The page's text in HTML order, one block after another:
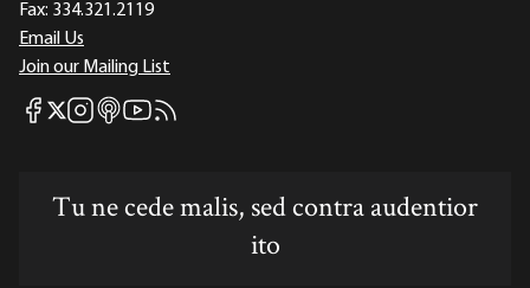
Fax: 334.321.2119
Email Us
Join our Mailing List
Mises Facebook
Mises X
Mises Instagram
Mises itunes
Mises Youtube
Mises RSS feed
Tu ne cede malis, sed contra audentior
ito